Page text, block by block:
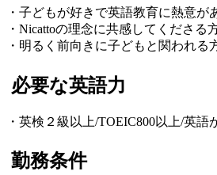
・子どもが好きで英語教育に熱意が
・Nicattoの理念に共感してくださる
・明るく前向きに子どもと関われる
必要な英語力
・英検２級以上/TOEIC800以上/英語
勤務条件